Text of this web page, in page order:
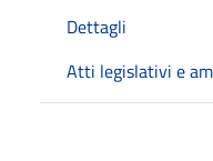
Dettagli
Atti legislativi e